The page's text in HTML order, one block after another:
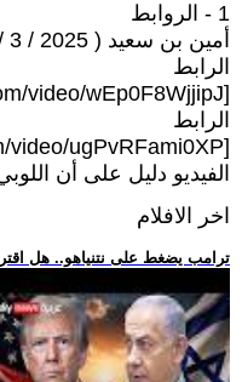
1 - الروابط
أمين بن سعيد ( 2025 / 3 / 13 - 08:29 )
[https://www.bitchute.com/video/wEp0F8WjjipJ]
الفيديو دليل على أن
اخر الافلام
.. ترامب يضغط على نتنياهو.. هل